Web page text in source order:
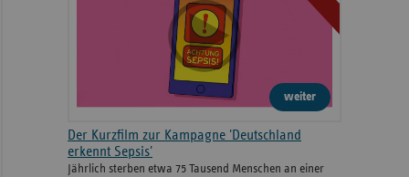
weiter
Der Kurzfilm zur Kampagne 'Deutschland
erkennt Sepsis'
Jährlich sterben etwa 75 Tausend Menschen an einer